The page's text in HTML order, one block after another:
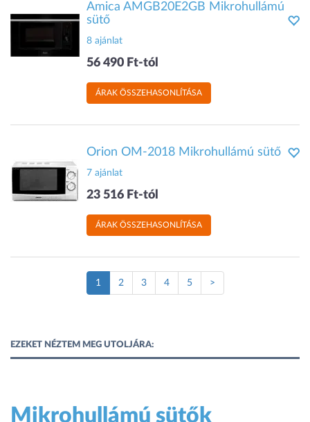
Amica AMGB20E2GB Mikrohullámú
sütő
8 ajánlat
56 490 Ft-tól
ÁRAK ÖSSZEHASONLÍTÁSA
Orion OM-2018 Mikrohullámú sütő
7 ajánlat
23 516 Ft-tól
ÁRAK ÖSSZEHASONLÍTÁSA
1 (Jelenlegi
oldal)
2 3 4 5 >
EZEKET NÉZTEM MEG UTOLJÁRA:
Mikrohullámú sütők